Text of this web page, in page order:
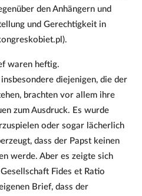
den Anhängern und
und Gerechtigkeit in
waren heftig.
diejenigen, die der
brachten vor allem ihre
zum Ausdruck. Es wurde
oder sogar lächerlich
dass der Papst keinen
werde. Aber es zeigte sich
Fides et Ratio
Brief, dass der